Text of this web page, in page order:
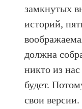
замкнутых
историй,
должна
никто из
будет.
свои